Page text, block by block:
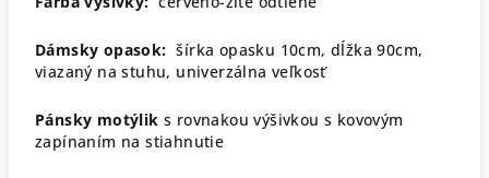
Dámsky opasok: šírka opasku 10cm, dĺžka 90cm,
viazaný na stuhu, univerzálna veľkosť
Pánsky motýlik s rovnakou výšivkou s kovovým
zapínaním na stiahnutie